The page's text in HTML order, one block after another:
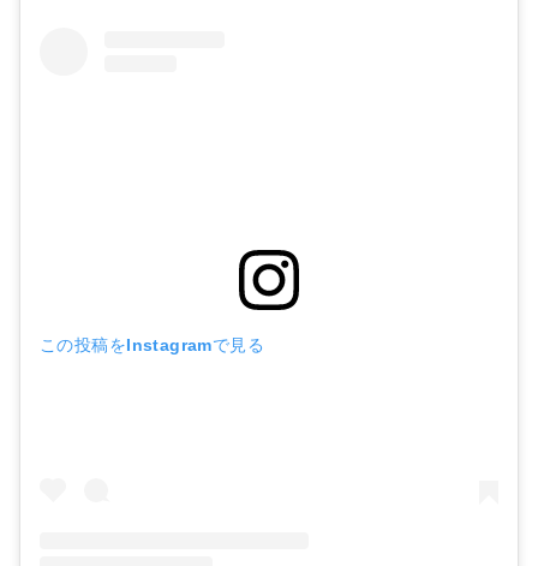
この投稿をInstagramで見る